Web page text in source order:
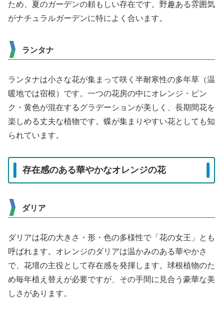
ため、夏のガーデンの頼もしい存在です。野趣ある雰囲気
がナチュラルガーデンに特によく合います。
ランタナ
ランタナは小さな花が集まって咲く半耐寒性の多年草（温
暖地では宿根）です。一つの花房の中にオレンジ・ピン
ク・黄色が混在するグラデーションが美しく、長期間花を
楽しめる丈夫な植物です。蝶が集まりやすい花としても知
られています。
存在感のある華やかなオレンジの花
ダリア
ダリアは花の大きさ・形・色の多様性で「花の女王」とも
呼ばれます。オレンジのダリアは温かみのある華やかさ
で、花壇の主役として存在感を発揮します。球根植物のた
め毎年植え替えが必要ですが、その手間に見合う豪華な美
しさがあります。